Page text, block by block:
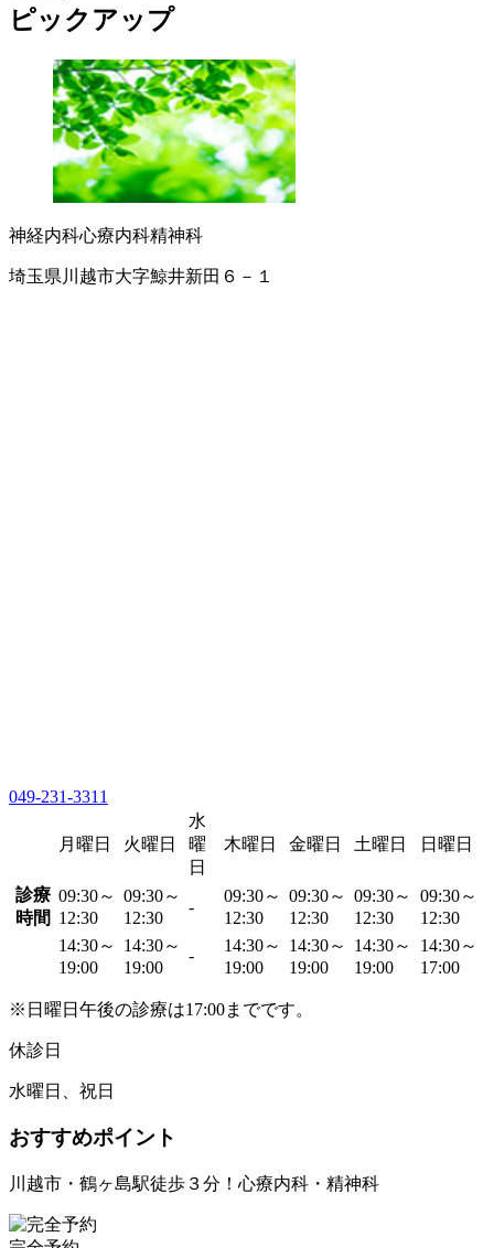
ピックアップ
神経内科心療内科精神科
埼玉県川越市大字鯨井新田６－１
049-231-3311
月曜日 火曜日
水
曜
日
木曜日 金曜日 土曜日 日曜日
診療
時間
09:30～
12:30
09:30～
12:30
-
09:30～
12:30
09:30～
12:30
09:30～
12:30
09:30～
12:30
14:30～
19:00
14:30～
19:00
-
14:30～
19:00
14:30～
19:00
14:30～
19:00
14:30～
17:00
※日曜日午後の診療は17:00までです。
休診日
水曜日、祝日
おすすめポイント
川越市・鶴ヶ島駅徒歩３分！心療内科・精神科